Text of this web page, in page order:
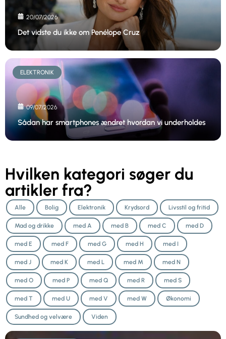
20/07/2026
Det vidste du ikke om Penélope Cruz
ELEKTRONIK
09/07/2026
Sådan har smartphones ændret hvordan vi underholdes
Hvilken kategori søger du
artikler fra?
Alle Bolig Elektronik Krydsord Livsstil og fritid
Mad og drikke med A med B med C med D
med E med F med G med H med I
med J med K med L med M med N
med O med P med Q med R med S
med T med U med V med W Økonomi
Sundhed og velvære Viden